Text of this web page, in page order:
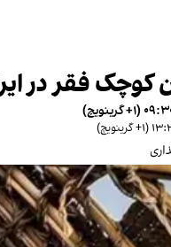
کوچک فقر در